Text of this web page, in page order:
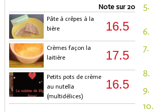
Note sur 20
Pâte à crêpes à la
bière
16.5
Crèmes façon la
laitière
17.5
Petits pots de crème
au nutella
(multidélices)
16.5
5.
6.
7.
8.
9.
10.